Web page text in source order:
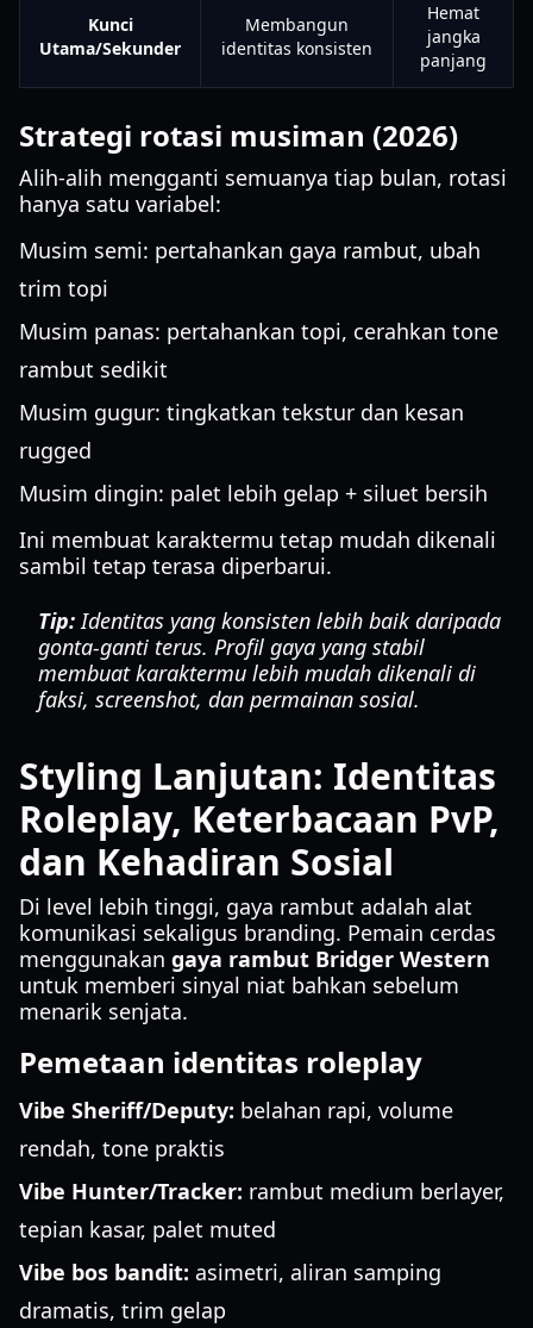
Kunci
Utama/Sekunder
Membangun
identitas konsisten
Hemat
jangka
panjang
Strategi rotasi musiman (2026)
Alih-alih mengganti semuanya tiap bulan, rotasi
hanya satu variabel:
Musim semi: pertahankan gaya rambut, ubah
trim topi
Musim panas: pertahankan topi, cerahkan tone
rambut sedikit
Musim gugur: tingkatkan tekstur dan kesan
rugged
Musim dingin: palet lebih gelap + siluet bersih
Ini membuat karaktermu tetap mudah dikenali
sambil tetap terasa diperbarui.
Tip:Identitas yang konsisten lebih baik daripada
gonta-ganti terus. Profil gaya yang stabil
membuat karaktermu lebih mudah dikenali di
faksi, screenshot, dan permainan sosial.
Styling Lanjutan: Identitas
Roleplay, Keterbacaan PvP,
dan Kehadiran Sosial
Di level lebih tinggi, gaya rambut adalah alat
komunikasi sekaligus branding. Pemain cerdas
menggunakan gaya rambut Bridger Western
untuk memberi sinyal niat bahkan sebelum
menarik senjata.
Pemetaan identitas roleplay
Vibe Sheriff/Deputy: belahan rapi, volume
rendah, tone praktis
Vibe Hunter/Tracker: rambut medium berlayer,
tepian kasar, palet muted
Vibe bos bandit: asimetri, aliran samping
dramatis, trim gelap